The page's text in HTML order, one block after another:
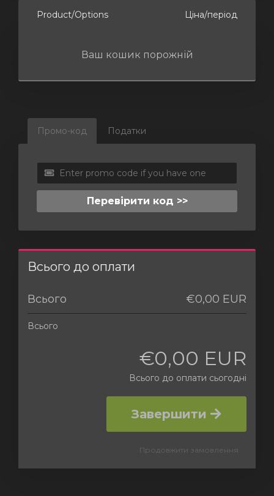
Product/Options Ціна/період
Ваш кошик порожній
Промо-код Податки
Перевірити код >>
Всього до оплати
Всього €0,00 EUR
Всього
€0,00 EUR
Всього до оплати сьогодні
Завершити
Продовжити замовлення